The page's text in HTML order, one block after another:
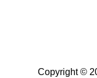
Copyright ©